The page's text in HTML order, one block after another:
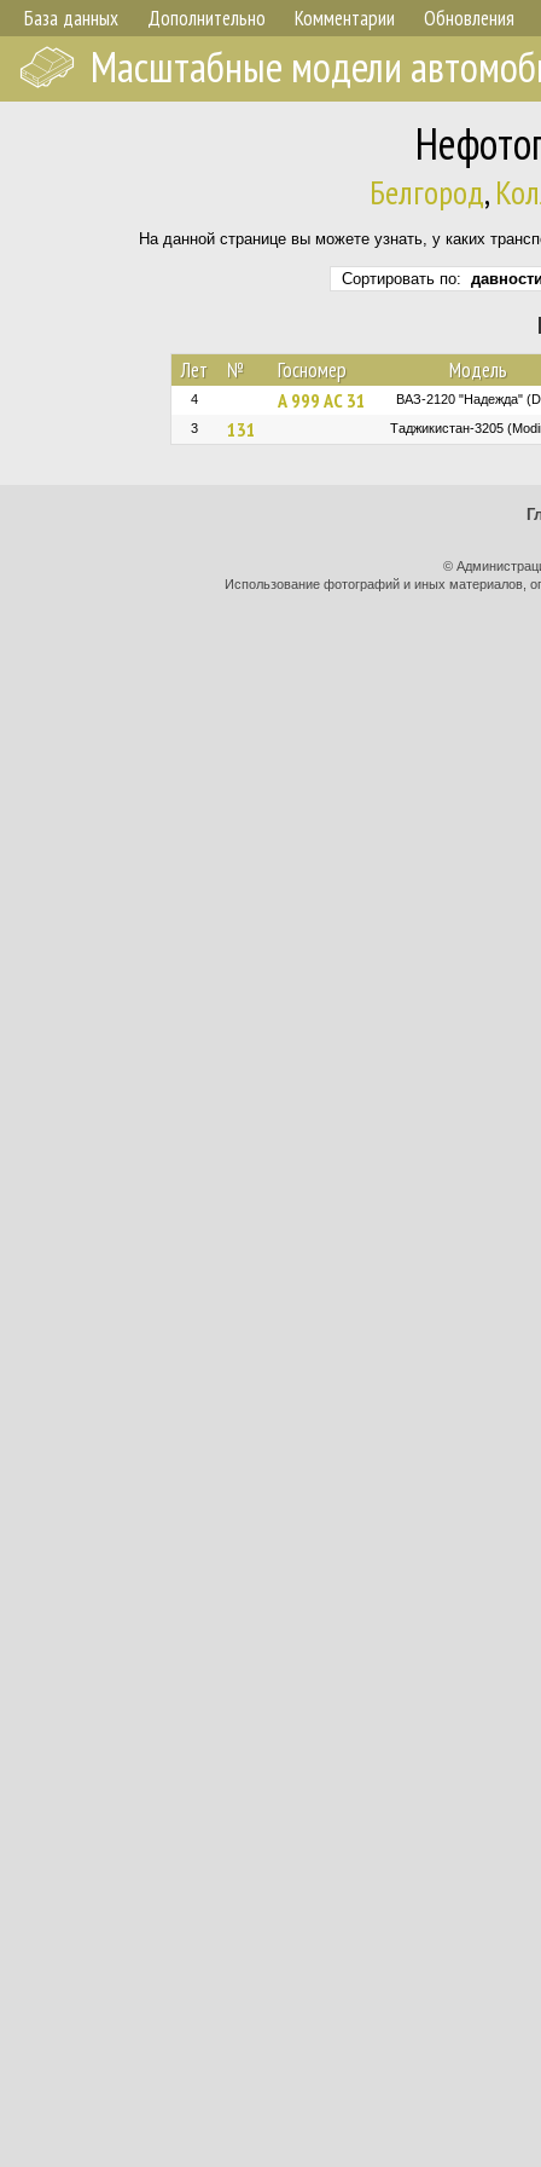
База данных Дополнительно Комментарии Обновления
Масштабные модели
Белгород,
На данной странице вы можете узнать, у каких
Сортировать по:
Лет № Госномер Модель
4 А 999 АС 31
ВАЗ-2120 "Надежда"
3
131 Таджикистан-3205
©
Использование фотографий и иных материалов,